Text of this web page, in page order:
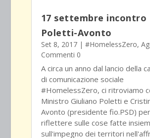
17 settembre incontro
Poletti-Avonto
Set 8, 2017| #HomelessZero,
Commenti 0
A circa un anno dal lancio della
di comunicazione sociale
#HomelessZero, ci ritroviamo
Ministro Giuliano Poletti e
Avonto (presidente fio.PSD) per
riflettere sulle cose fatte
sull'impegno dei territori